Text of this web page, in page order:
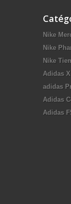
Nike
Nike
Nike
Adidas X
adidas
Adidas
Adidas